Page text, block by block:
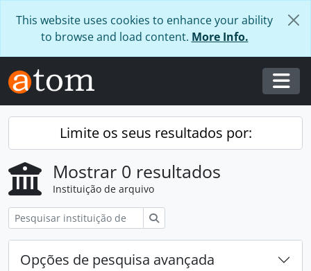
This website uses cookies to enhance your ability
to browse and load content. More Info.
Limite os seus resultados por:
Mostrar 0 resultados
Instituição de arquivo
Opções de pesquisa avançada